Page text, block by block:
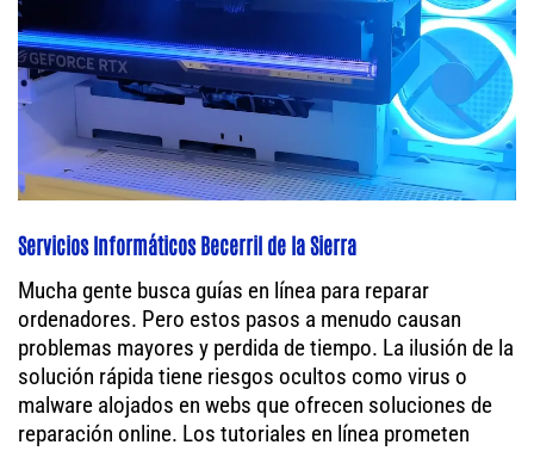
Servicios Informáticos Becerril de la Sierra
Mucha gente busca guías en línea para reparar
ordenadores. Pero estos pasos a menudo causan
problemas mayores y perdida de tiempo. La ilusión de la
solución rápida tiene riesgos ocultos como virus o
malware alojados en webs que ofrecen soluciones de
reparación online. Los tutoriales en línea prometen